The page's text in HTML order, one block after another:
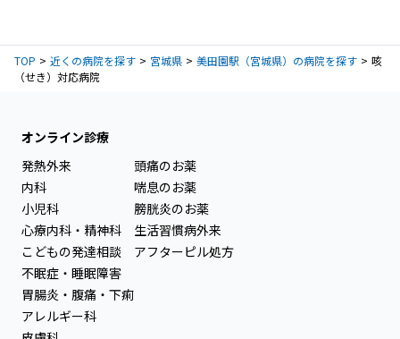
TOP 近くの病院を探す 宮城県 美田園駅（宮城県）の病院を探す
咳
（せき）対応病院
オンライン診療
発熱外来
内科
小児科
心療内科・精神科
こどもの発達相談
不眠症・睡眠障害
胃腸炎・腹痛・下痢
アレルギー科
頭痛のお薬
喘息のお薬
膀胱炎のお薬
生活習慣病外来
アフターピル処方